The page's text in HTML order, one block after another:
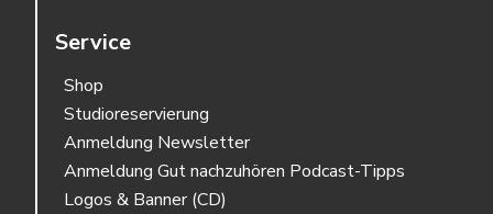
Service
Shop
Studioreservierung
Anmeldung Newsletter
Anmeldung Gut nachzuhören Podcast-Tipps
Logos & Banner (CD)